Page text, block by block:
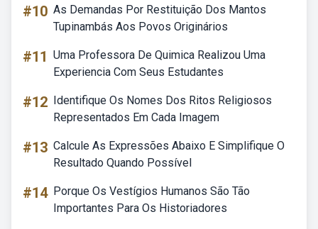
#10 As Demandas Por Restituição Dos Mantos
Tupinambás Aos Povos Originários
#11 Uma Professora De Quimica Realizou Uma
Experiencia Com Seus Estudantes
#12 Identifique Os Nomes Dos Ritos Religiosos
Representados Em Cada Imagem
#13 Calcule As Expressões Abaixo E Simplifique O
Resultado Quando Possível
#14 Porque Os Vestígios Humanos São Tão
Importantes Para Os Historiadores